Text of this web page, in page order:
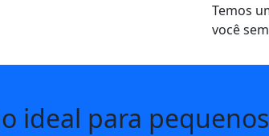
Temos
você
ideal para